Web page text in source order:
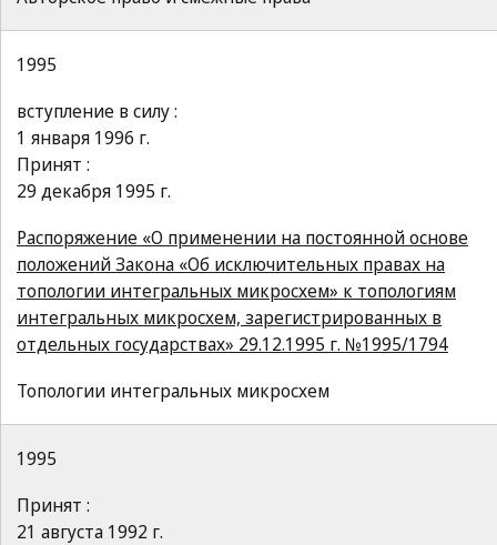
1995
вступление в силу :
1 января 1996 г.
Принят :
29 декабря 1995 г.
Распоряжение «О применении на постоянной основе
положений Закона «Об исключительных правах на
топологии интегральных микросхем» к топологиям
интегральных микросхем, зарегистрированных в
отдельных государствах» 29.12.1995 г. №1995/1794
Топологии интегральных микросхем
1995
Принят :
21 августа 1992 г.